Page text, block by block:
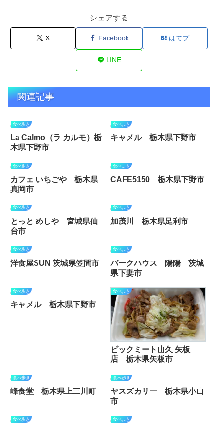
シェアする
X Facebook はてブ
LINE
関連記事
食べ歩き
La Calmo（ラ カルモ）栃
木県下野市
食べ歩き
キャメル 栃木県下野市
食べ歩き
カフェ いちごや 栃木県
真岡市
食べ歩き
CAFE5150 栃木県下野市
食べ歩き
とっと めしや 宮城県仙
台市
食べ歩き
加茂川 栃木県足利市
食べ歩き
洋食屋SUN 茨城県笠間市
食べ歩き
パークハウス 陽陽 茨城
県下妻市
食べ歩き
キャメル 栃木県下野市
食べ歩き
ビックミート山久 矢板
店 栃木県矢板市
食べ歩き
峰食堂 栃木県上三川町
食べ歩き
ヤスズカリー 栃木県小山
市
食べ歩き 食べ歩き